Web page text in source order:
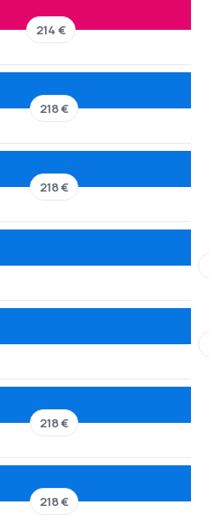
214 €
218 €
218 €
218 €
218 €